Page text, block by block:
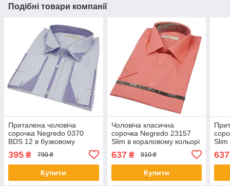
Подібні товари компанії
Приталена чоловіча
сорочка Negredo 0370
BDS 12 в бузковому
395 ₴ 790 ₴
Купити
Чоловіча класична
сорочка Negredo 23157
Slim в кораловому кольорі
637₴ 910 ₴
Купити
Slim
637